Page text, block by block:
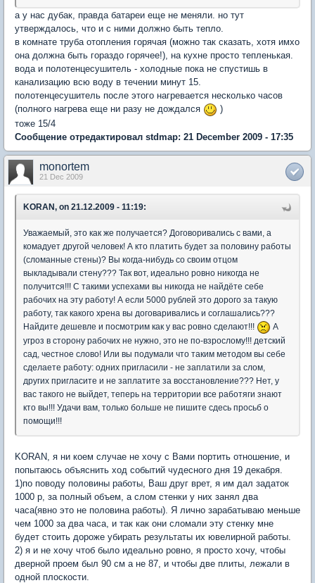
а у нас дубак, правда батареи еще не меняли. но тут
утверждалось, что и с ними должно быть тепло.
в комнате труба отопления горячая (можно так сказать, хотя имхо
она должна быть гораздо горячее!), на кухне просто тепленькая.
вода и полотенцесушитель - холодные пока не спустишь в
канализацию всю воду в течении минут 15.
полотенцесушитель после этого нагревается несколько часов
(полного нагрева еще ни разу не дождался
)
тоже 15/4
Сообщение отредактировал stdmap: 21 December 2009 - 17:35
monortem
21 Dec 2009
KORAN, on 21.12.2009 - 11:19:
Уважаемый, это как же получается? Договоривались с вами, а
комадует другой человек! А кто платить будет за половину работы
(сломанные стены)? Вы когда-нибудь со своим отцом
выкладывали стену??? Так вот, идеально ровно никогда не
получится!!! С такими успехами вы никогда не найдёте себе
рабочих на эту работу! А если 5000 рублей это дорого за такую
работу, так какого хрена вы договаривались и соглашались???
Найдите дешевле и посмотрим как у вас ровно сделают!!!
А
угроз в сторону рабочих не нужно, это не по-взрослому!!! детский
сад, честное слово! Или вы подумали что таким методом вы себе
сделаете работу: одних пригласили - не заплатили за слом,
других пригласите и не заплатите за восстановление??? Нет, у
вас такого не выйдет, теперь на территории все работяги знают
кто вы!!! Удачи вам, только больше не пишите сдесь просьб о
помощи!!!
KORAN, я ни коем случае не хочу с Вами портить отношение, и
попытаюсь объяснить ход событий чудесного дня 19 декабря.
1)по поводу половины работы, Ваш друг врет, я им дал задаток
1000 р, за полный объем, а слом стенки у них занял два
часа(явно это не половина работы). Я лично зарабатываю меньше
чем 1000 за два часа, и так как они сломали эту стенку мне
будет стоить дороже убирать результаты их ювелирной работы.
2) я и не хочу чтоб было идеально ровно, я просто хочу, чтобы
дверной проем был 90 см а не 87, и чтобы две плиты, лежали в
одной плоскости.